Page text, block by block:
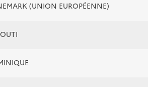
(UNION EUROPÉENNE)